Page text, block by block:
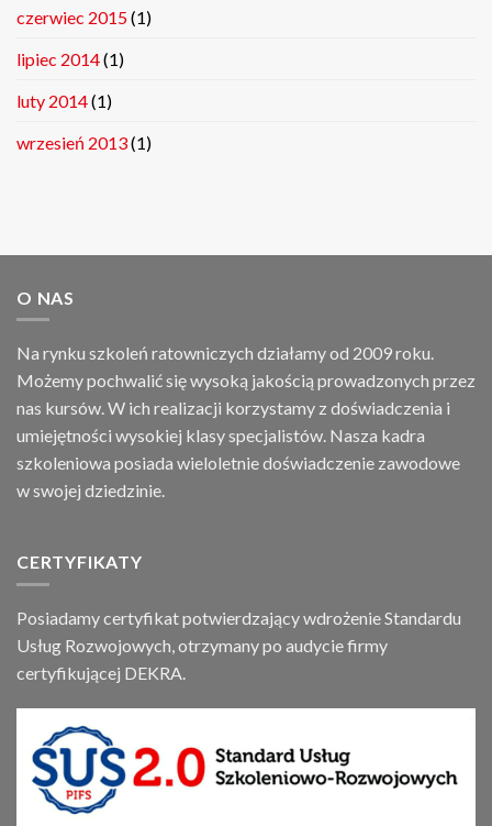
czerwiec 2015(1)
lipiec 2014(1)
luty 2014(1)
wrzesień 2013(1)
O NAS
Na rynku szkoleń ratowniczych działamy od 2009 roku.
Możemy pochwalić się wysoką jakością prowadzonych przez
nas kursów. W ich realizacji korzystamy z doświadczenia i
umiejętności wysokiej klasy specjalistów. Nasza kadra
szkoleniowa posiada wieloletnie doświadczenie zawodowe
w swojej dziedzinie.
CERTYFIKATY
Posiadamy certyfikat potwierdzający wdrożenie Standardu
Usług Rozwojowych, otrzymany po audycie firmy
certyfikującej DEKRA.